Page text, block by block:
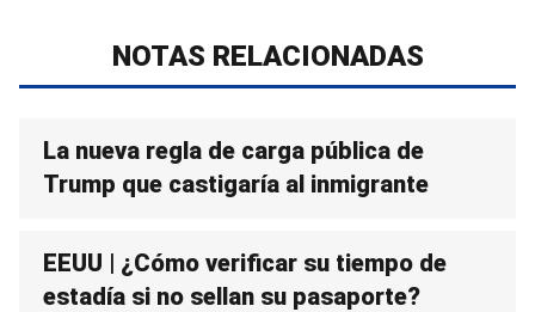
NOTAS RELACIONADAS
La nueva regla de carga pública de
Trump que castigaría al inmigrante
EEUU | ¿Cómo verificar su tiempo de
estadía si no sellan su pasaporte?